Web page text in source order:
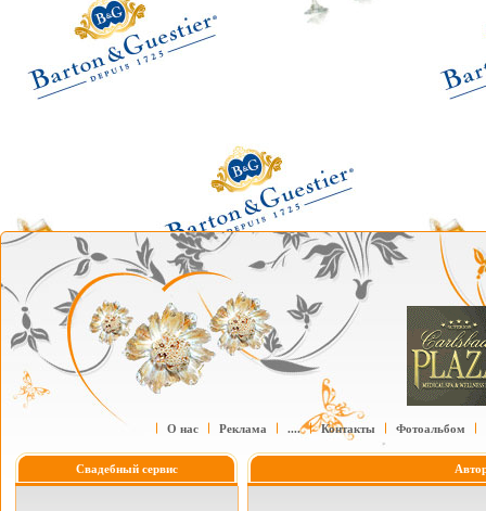
О нас Реклама .... Контакты Фотоальбом
Свадебный сервис